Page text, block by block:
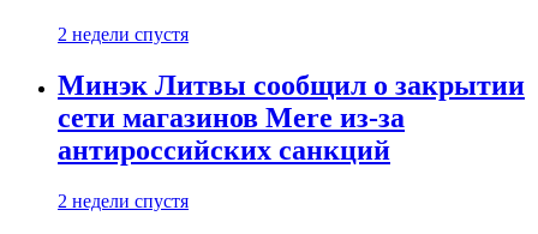
2 недели спустя
Минэк Литвы сообщил о закрытии
сети магазинов Mere из-за
антироссийских санкций
2 недели спустя